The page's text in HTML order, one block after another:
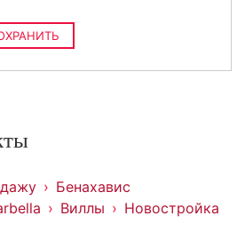
Бенахавис
Виллы Новостройка